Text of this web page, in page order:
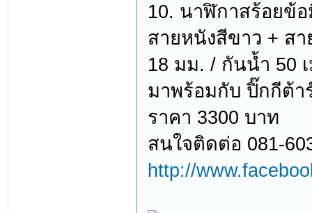
10. นาฬิกาสร้อยข้อ
สายหนังสีขาว + ส
18 มม. / กันน้ำ 50
มาพร้อมกับ ปิ๊กกีต้า
ราคา 3300 บาท
สนใจติดต่อ 081-
http://